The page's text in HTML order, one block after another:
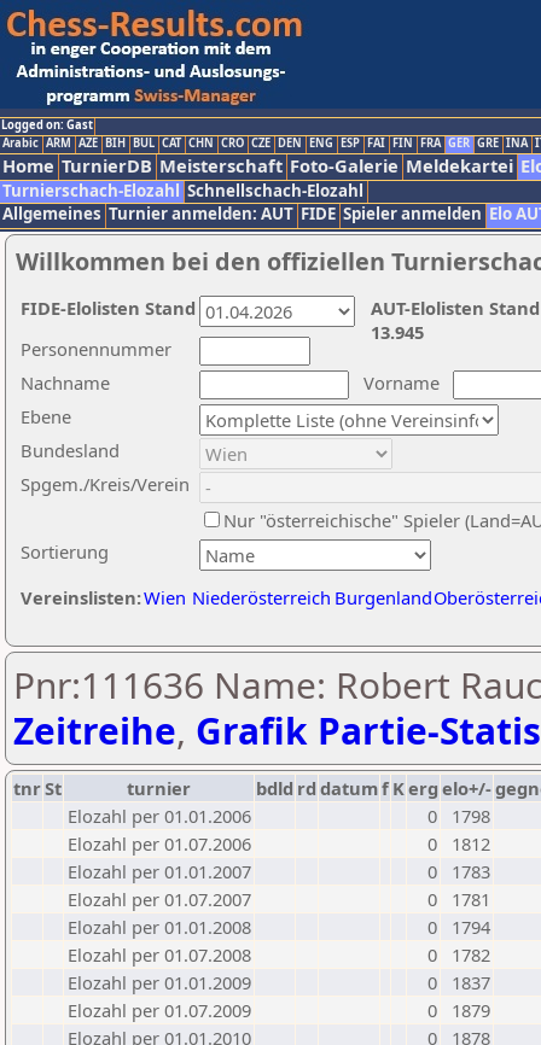
Logged on: Gast
Arabic ARM AZE BIH BUL CAT CHN CRO CZE DEN ENG ESP FAI FIN FRA GER GRE INA
Home TurnierDB Meisterschaft Foto-Galerie Meldekartei
Turnierschach-Elozahl Schnellschach-Elozahl
Allgemeines Turnier anmelden: AUT FIDE Spieler anmelden Elo
Willkommen bei den offiziellen
Nachname
Vorname
Ebene
Sortierung
Personennummer
Bundesland
Spgem./Kreis/Verein
Nur "österreichische" Spieler
Vereinslisten:Wien Niederösterreich Burgenland
AUT-Elolisten
13.945
FIDE-Elolisten Stand
Pnr:111636 Name: Robert
Zeitreihe, Grafik Partie-
tnrSt turnier bdld rd datumf Kerg elo+/-
Elozahl per 01.01.2006
0
1798
Elozahl per 01.07.2006
0
1812
Elozahl per 01.01.2007
0
1783
Elozahl per 01.07.2007
0
1781
Elozahl per 01.01.2008
0
1794
Elozahl per 01.07.2008
0
1782
Elozahl per 01.01.2009
0
1837
Elozahl per 01.07.2009
0
1879
Elozahl per 01.01.2010
0
1878